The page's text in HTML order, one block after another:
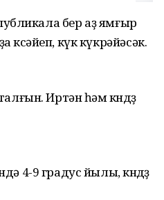
бер аҙ ямғыр
күк күкрәйәсәк.
Иртән һәм көндөҙ
4-9 градус йылы, көндөҙ